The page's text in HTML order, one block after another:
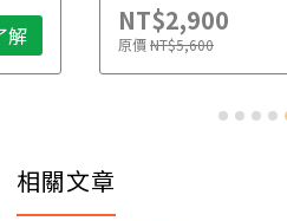
解 NT$2,900
原價NT$5,600
相關文章